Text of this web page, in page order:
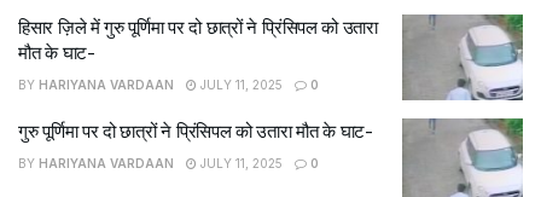
हिसार ज़िले में गुरु पूर्णिमा पर दो छात्रों ने प्रिंसिपल को उतारा
मौत के घाट-
BY HARIYANA VARDAAN JULY 11, 2025 0
गुरु पूर्णिमा पर दो छात्रों ने प्रिंसिपल को उतारा मौत के घाट-
BY HARIYANA VARDAAN JULY 11, 2025 0